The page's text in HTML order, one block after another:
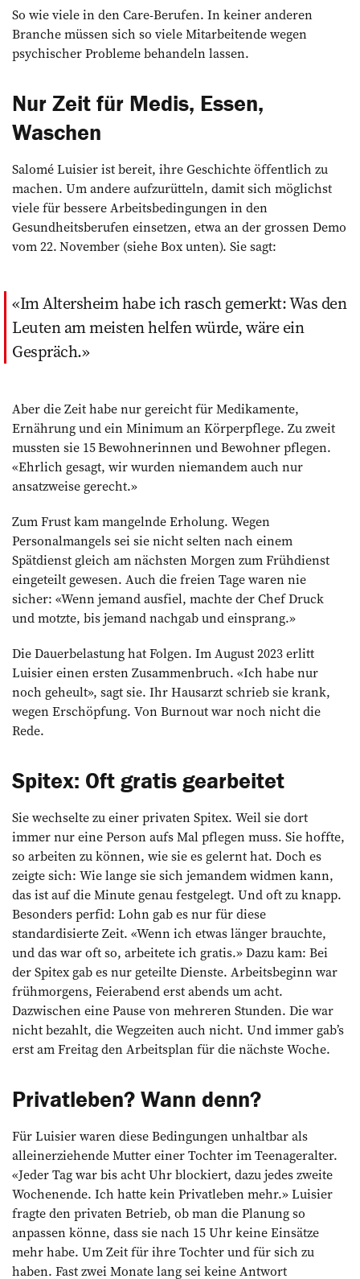
So wie viele in den Care-Berufen. In keiner anderen
Branche müssen sich so viele Mitarbeitende wegen
psychischer Probleme behandeln lassen.
Nur Zeit für Medis, Essen,
Waschen
Salomé Luisier ist bereit, ihre Geschichte öffentlich zu
machen. Um andere aufzurütteln, damit sich möglichst
viele für bessere Arbeitsbedingungen in den
Gesundheitsberufen einsetzen, etwa an der grossen Demo
vom 22. November (siehe Box unten). Sie sagt:
Im Altersheim habe ich rasch gemerkt: Was den
Leuten am meisten helfen würde, wäre ein
Gespräch.
Aber die Zeit habe nur gereicht für Medikamente,
Ernährung und ein Minimum an Körperpflege. Zu zweit
mussten sie 15 Bewohnerinnen und Bewohner pflegen.
«Ehrlich gesagt, wir wurden niemandem auch nur
ansatzweise gerecht.»
Zum Frust kam mangelnde Erholung. Wegen
Personalmangels sei sie nicht selten nach einem
Spätdienst gleich am nächsten Morgen zum Frühdienst
eingeteilt gewesen. Auch die freien Tage waren nie
sicher: «Wenn jemand ausfiel, machte der Chef Druck
und motzte, bis jemand nachgab und einsprang.»
Die Dauerbelastung hat Folgen. Im August 2023 erlitt
Luisier einen ersten Zusammenbruch. «Ich habe nur
noch geheult», sagt sie. Ihr Hausarzt schrieb sie krank,
wegen Erschöpfung. Von Burnout war noch nicht die
Rede.
Spitex: Oft gratis gearbeitet
Sie wechselte zu einer privaten Spitex. Weil sie dort
immer nur eine Person aufs Mal pflegen muss. Sie hoffte,
so arbeiten zu können, wie sie es gelernt hat. Doch es
zeigte sich: Wie lange sie sich jemandem widmen kann,
das ist auf die Minute genau festgelegt. Und oft zu knapp.
Besonders perfid: Lohn gab es nur für diese
standardisierte Zeit. «Wenn ich etwas länger brauchte,
und das war oft so, arbeitete ich gratis.» Dazu kam: Bei
der Spitex gab es nur geteilte Dienste. Arbeitsbeginn war
frühmorgens, Feierabend erst abends um acht.
Dazwischen eine Pause von mehreren Stunden. Die war
nicht bezahlt, die Wegzeiten auch nicht. Und immer gab’s
erst am Freitag den Arbeitsplan für die nächste Woche.
Privatleben? Wann denn?
Für Luisier waren diese Bedingungen unhaltbar als
alleinerziehende Mutter einer Tochter im Teenageralter.
«Jeder Tag war bis acht Uhr blockiert, dazu jedes zweite
Wochenende. Ich hatte kein Privatleben mehr.» Luisier
fragte den privaten Betrieb, ob man die Planung so
anpassen könne, dass sie nach 15 Uhr keine Einsätze
mehr habe. Um Zeit für ihre Tochter und für sich zu
haben. Fast zwei Monate lang sei keine Antwort